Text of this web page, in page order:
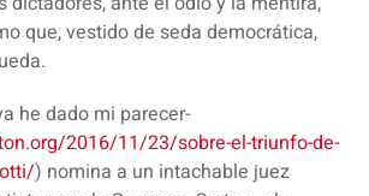
que, vestido de seda democrática,
he dado mi parecer-
2016/11/23/sobre-el-triunfo-de-
) nomina a un intachable juez